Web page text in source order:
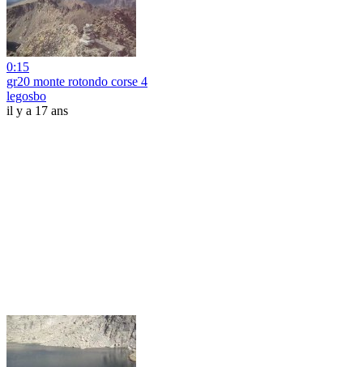
0:15
gr20 monte rotondo corse 4
legosbo
il y a 17 ans